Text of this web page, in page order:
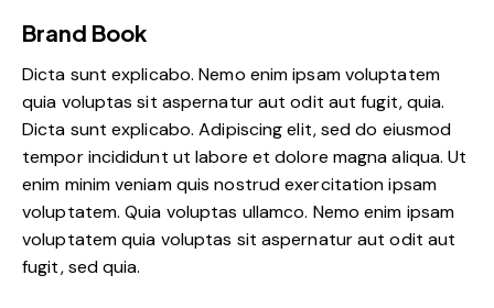
Brand Book
Dicta sunt explicabo. Nemo enim ipsam voluptatem
quia voluptas sit aspernatur aut odit aut fugit, quia.
Dicta sunt explicabo. Adipiscing elit, sed do eiusmod
tempor incididunt ut labore et dolore magna aliqua. Ut
enim minim veniam quis nostrud exercitation ipsam
voluptatem. Quia voluptas ullamco. Nemo enim ipsam
voluptatem quia voluptas sit aspernatur aut odit aut
fugit, sed quia.